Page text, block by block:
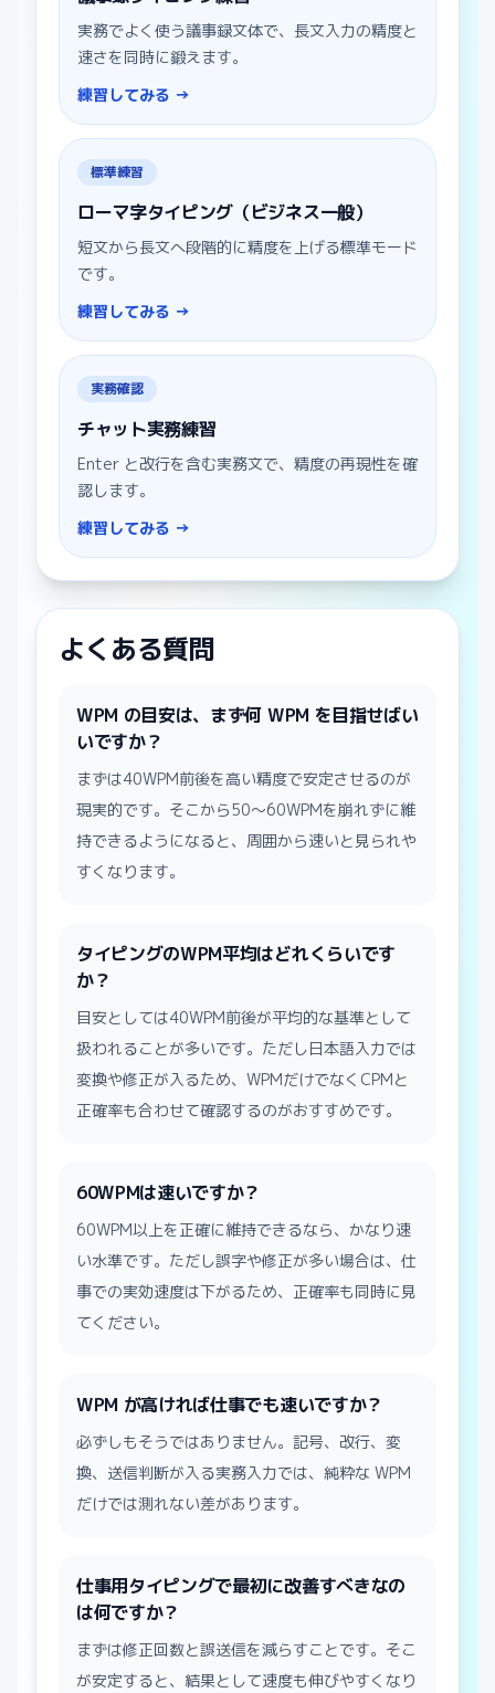
実務でよく使う議事録文体で、長文入力の精度と
速さを同時に鍛えます。
練習してみる →
標準練習
ローマ字タイピング（ビジネス一般）
短文から長文へ段階的に精度を上げる標準モード
です。
練習してみる →
実務確認
チャット実務練習
Enter と改行を含む実務文で、精度の再現性を確
認します。
練習してみる →
よくある質問
WPM の目安は、まず何 WPM を目指せばい
いですか？
まずは40WPM前後を高い精度で安定させるのが
現実的です。そこから50〜60WPMを崩れずに維
持できるようになると、周囲から速いと見られや
すくなります。
タイピングのWPM平均はどれくらいです
か？
目安としては40WPM前後が平均的な基準として
扱われることが多いです。ただし日本語入力では
変換や修正が入るため、WPMだけでなくCPMと
正確率も合わせて確認するのがおすすめです。
60WPMは速いですか？
60WPM以上を正確に維持できるなら、かなり速
い水準です。ただし誤字や修正が多い場合は、仕
事での実効速度は下がるため、正確率も同時に見
てください。
WPM が高ければ仕事でも速いですか？
必ずしもそうではありません。記号、改行、変
換、送信判断が入る実務入力では、純粋な WPM
だけでは測れない差があります。
仕事用タイピングで最初に改善すべきなの
は何ですか？
まずは修正回数と誤送信を減らすことです。そこ
が安定すると、結果として速度も伸びやすくなり